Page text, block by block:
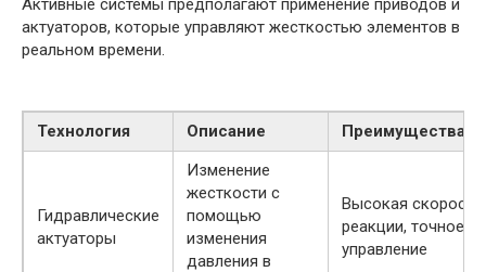
актуаторов, которые управляют жесткостью элементов в
реальном времени.
Технология Описание Преимущества
Гидравлические
актуаторы
Изменение
жесткости с
помощью
изменения
давления в
Высокая скорость
реакции, точное
управление